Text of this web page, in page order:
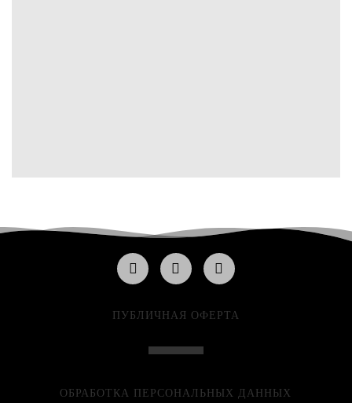
ПУБЛИЧНАЯ ОФЕРТА
ОБРАБОТКА ПЕРСОНАЛЬНЫХ ДАННЫХ